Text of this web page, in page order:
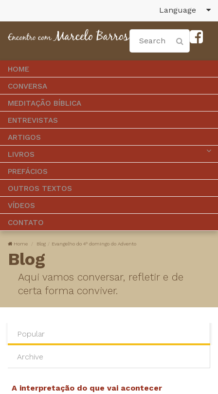
Language
HOME
CONVERSA
MEDITAÇÃO BÍBLICA
ENTREVISTAS
ARTIGOS
LIVROS
PREFÁCIOS
OUTROS TEXTOS
VÍDEOS
CONTATO
Home Blog Evangelho do 4° domingo do Advento
Blog
Aqui vamos conversar, refletir e de
certa forma conviver.
Popular
Archive
A interpretação do que vai acontecer